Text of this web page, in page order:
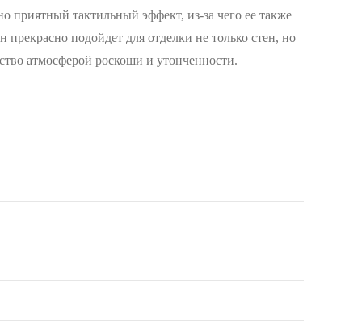
приятный тактильный эффект, из-за чего ее также
подойдет для отделки не только стен, но
атмосферой роскоши и утонченности.